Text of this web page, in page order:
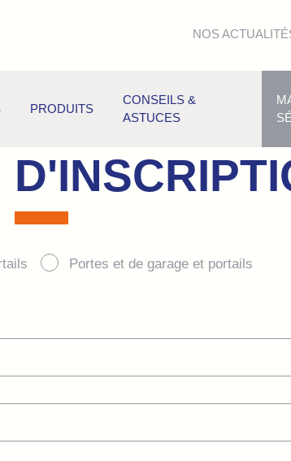
NOS
PRODUITS
CONSEILS &
ASTUCES
Portes et de garage et portails